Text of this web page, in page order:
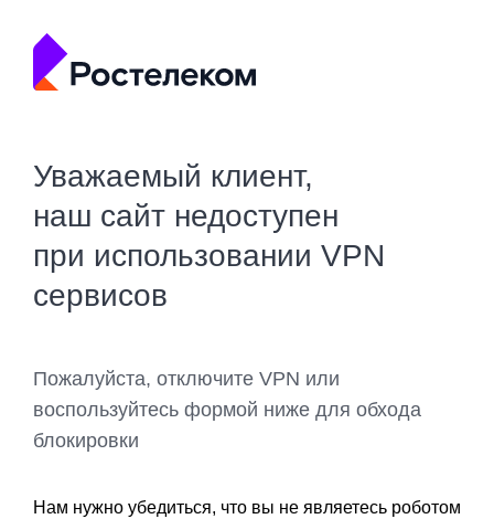
Уважаемый клиент,
наш сайт недоступен
при использовании VPN
сервисов
Пожалуйста, отключите VPN или
воспользуйтесь формой ниже для обхода
блокировки
Нам нужно убедиться, что вы не являетесь роботом